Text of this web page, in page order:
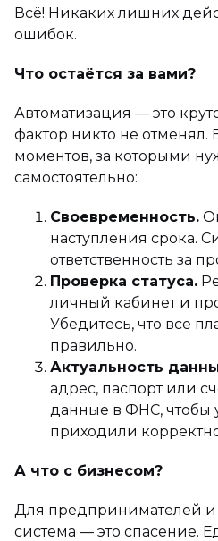
Всё! Никаких лишних
ошибок.
Что остаётся за вами?
Автоматизация — это
фактор никто не отменял.
моментов, за которыми
самостоятельно:
Своевременность.
наступления срока.
ответственность за
Проверка статуса.
личный кабинет и
Убедитесь, что все
правильно.
Актуальность
адрес, паспорт или
данные в ФНС, чтобы
приходили
А что с бизнесом?
Для предпринимателей и
система — это спасение.